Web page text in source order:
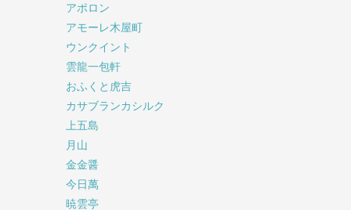
アポロン
アモーレ木屋町
ウンクイント
雲龍一包軒
おふくと虎吉
カサブランカシルク
上五島
月山
金金醤
今日萬
暁雲亭